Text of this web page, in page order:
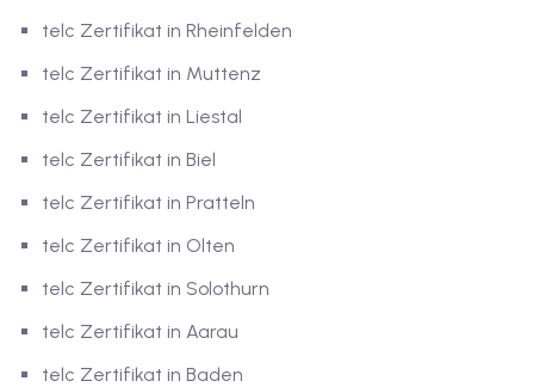
telc Zertifikat in Rheinfelden
telc Zertifikat in Muttenz
telc Zertifikat in Liestal
telc Zertifikat in Biel
telc Zertifikat in Pratteln
telc Zertifikat in Olten
telc Zertifikat in Solothurn
telc Zertifikat in Aarau
telc Zertifikat in Baden